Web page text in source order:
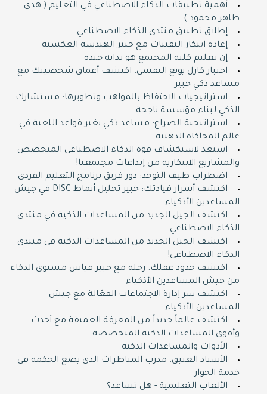
أهمية تطبيقات الذكاء الاصطناعي في التعليم ( هدى
طاهر محمود )
إطلاق تطبيق منتدى الذكاء الاصطناعي
إعادة ابتكار التقنيات مع خبير الهندسة العكسية
إن تعليم كلية المجتمع هو بداية جيدة
اختبار كارل يونغ النفسي: اكتشف أعماق شخصيتك مع
مساعد ذكي خبير
استراتيجيات الاحتفاظ بالمواهب وتطويرها: مستشارك
الذكي لبناء مؤسسة ناجحة
استراتيجية الصراع: مساعد ذكي يغير قواعد اللعبة في
عالم المحاكاة الذهنية
استعد لاستكشاف قوة الذكاء الاصطناعي المتخصص
والمشاريع الابتكارية من إبداعات مجتمعنا!
اضطراب طيف التوحد: دور فريق برنامج التعليم الفردي
اكتشف أسرار قيادتك: خبير تحليل أنماط DISC في جيش
المساعدين الأذكياء
اكتشف الجيل الجديد من المساعدات الذكية في منتدى
الذكاء الاصطناعي
اكتشف الجيل الجديد من المساعدات الذكية في منتدى
الذكاء الاصطناعي!
اكتشف حدود عقلك: رحلة مع خبير قياس مستوى الذكاء
من جيش المساعدين الأذكياء
اكتشف سر إدارة الاجتماعات الفعّالة مع جيش
المساعدين الأذكياء
اكتشف عالماً جديداً من المعرفة العميقة مع أحدث
وأقوى المساعدات الذكية المتخصصة
الأدوات والمساعدات الذكية
الأستاذ العتيق: مدرب المناظرات الذي يضع الحكمة في
خدمة الحوار
الألعاب التعليمية - هل تساعد؟